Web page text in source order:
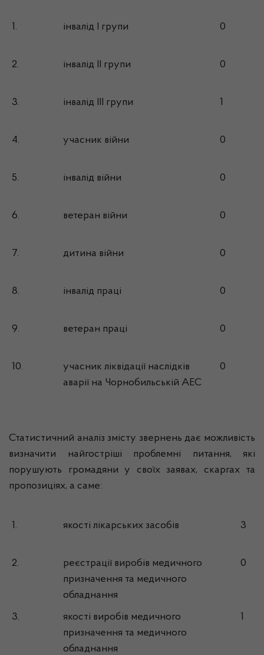
1. інвалід I групи 0
2. інвалід II групи 0
3. інвалід III групи 1
4. учасник війни 0
5. інвалід війни 0
6. ветеран війни 0
7. дитина війни 0
8. інвалід праці 0
9. ветеран праці 0
10.
учасник ліквідації наслідків
аварії на Чорнобильській АЕС
0
Статистичний аналіз змісту звернень дає можливість
визначити найгостріші проблемні питання, які
порушують громадяни у своїх заявах, скаргах та
пропозиціях, а саме:
1. якості лікарських засобів 3
2.
реєстрації виробів медичного
призначення та медичного
обладнання
0
3.
якості виробів медичного
призначення та медичного
обладнання
1